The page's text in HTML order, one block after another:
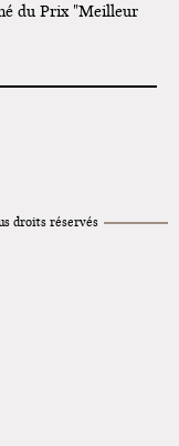
du Prix "Meilleur
droits réservés